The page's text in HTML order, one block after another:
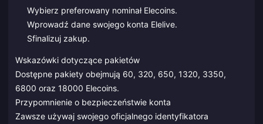
Wybierz preferowany nominał Elecoins.
Wprowadź dane swojego konta Elelive.
Sfinalizuj zakup.
Wskazówki dotyczące pakietów
Dostępne pakiety obejmują 60, 320, 650, 1320, 3350,
6800 oraz 18000 Elecoins.
Przypomnienie o bezpieczeństwie konta
Zawsze używaj swojego oficjalnego identyfikatora